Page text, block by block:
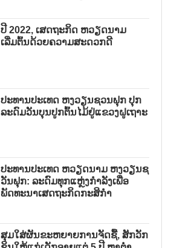
ປີ 2022, ເສດຖະກິດ ຫວຽດນາມ
ເລີ່ມຕົ້ນດ້ວຍຄວາມສະດວກດີ
ປະທານປະເທດ ຫງວຽນຊວນຟຸກ ປຸກ
ລະດົມວັນບຸນປູກຕົ້ນໄມ້ຢູ່ແຂວງຝູເຖາະ
ປະທານປະເທດ ຫວຽດນາມ ຫງວຽນຊ
ວັນຟຸກ: ລະດົມທຸກແຫຼ່ງກຳລັງເພື່ອ
ພັດທະນາເສດຖະກິດກະສິກຳ
ສຸມໃສ່ຜັນຂະຫຍາຍການຈັດຊື້, ສັກວັກ